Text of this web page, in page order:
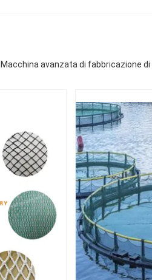
Macchina avanzata di fabbricazione